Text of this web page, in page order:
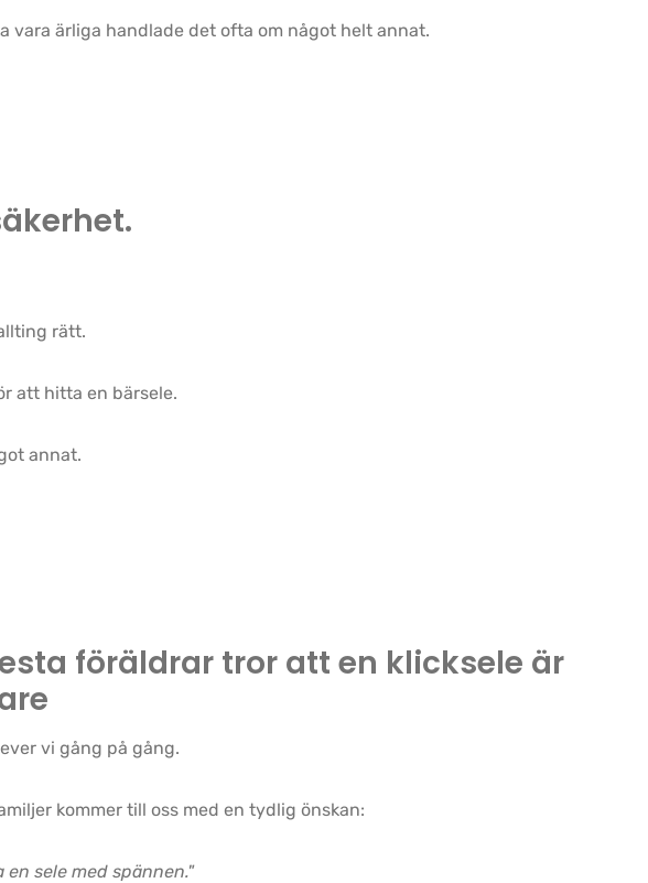
vara ärliga handlade det ofta om något helt annat.
rätt.
att hitta en bärsele.
annat.
föräldrar tror att en klicksele är
vi gång på gång.
kommer till oss med en tydlig önskan:
en sele med spännen."